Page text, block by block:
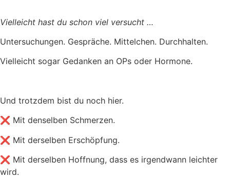
Vielleicht hast du schon viel versucht …
Untersuchungen. Gespräche. Mittelchen. Durchhalten.
Vielleicht sogar Gedanken an OPs oder Hormone.
Und trotzdem bist du noch hier.
❌ Mit denselben Schmerzen.
❌ Mit derselben Erschöpfung.
❌ Mit derselben Hoffnung, dass es irgendwann leichter
wird.